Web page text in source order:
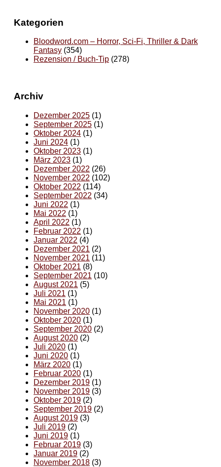
Kategorien
Bloodword.com – Horror, Sci-Fi, Thriller & Dark
Fantasy (354)
Rezension / Buch-Tip (278)
Archiv
Dezember 2025 (1)
September 2025 (1)
Oktober 2024 (1)
Juni 2024 (1)
Oktober 2023 (1)
März 2023 (1)
Dezember 2022 (26)
November 2022 (102)
Oktober 2022 (114)
September 2022 (34)
Juni 2022 (1)
Mai 2022 (1)
April 2022 (1)
Februar 2022 (1)
Januar 2022 (4)
Dezember 2021 (2)
November 2021 (11)
Oktober 2021 (8)
September 2021 (10)
August 2021 (5)
Juli 2021 (1)
Mai 2021 (1)
November 2020 (1)
Oktober 2020 (1)
September 2020 (2)
August 2020 (2)
Juli 2020 (1)
Juni 2020 (1)
März 2020 (1)
Februar 2020 (1)
Dezember 2019 (1)
November 2019 (3)
Oktober 2019 (2)
September 2019 (2)
August 2019 (3)
Juli 2019 (2)
Juni 2019 (1)
Februar 2019 (3)
Januar 2019 (2)
November 2018 (3)